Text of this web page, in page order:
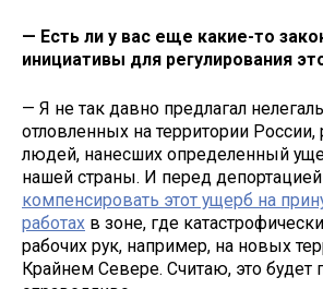
— Есть ли у вас еще какие-то
инициативы для регулирования
— Я не так давно предлагал
отловленных на территории России,
людей, нанесших определенный
нашей страны. И перед
компенсировать этот ущерб на
работах в зоне, где
рабочих рук, например, на новых
Крайнем Севере. Считаю, это будет